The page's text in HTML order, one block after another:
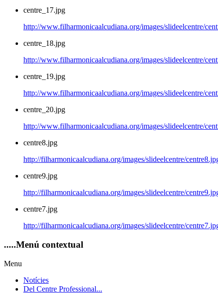
centre_17.jpg
http://www.filharmonicaalcudiana.org/images/slideelcentre/
centre_18.jpg
http://www.filharmonicaalcudiana.org/images/slideelcentre/
centre_19.jpg
http://www.filharmonicaalcudiana.org/images/slideelcentre/
centre_20.jpg
http://www.filharmonicaalcudiana.org/images/slideelcentre/
centre8.jpg
http://filharmonicaalcudiana.org/images/slideelcentre/
centre9.jpg
http://filharmonicaalcudiana.org/images/slideelcentre/
centre7.jpg
http://filharmonicaalcudiana.org/images/slideelcentre/
.....Menú contextual
Menu
Notícies
Del Centre Professional...